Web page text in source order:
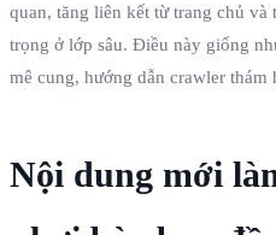
quan, tăng liên kết từ trang chủ và
trọng ở lớp sâu. Điều này giống
mê cung, hướng dẫn crawler thám
Nội dung mới